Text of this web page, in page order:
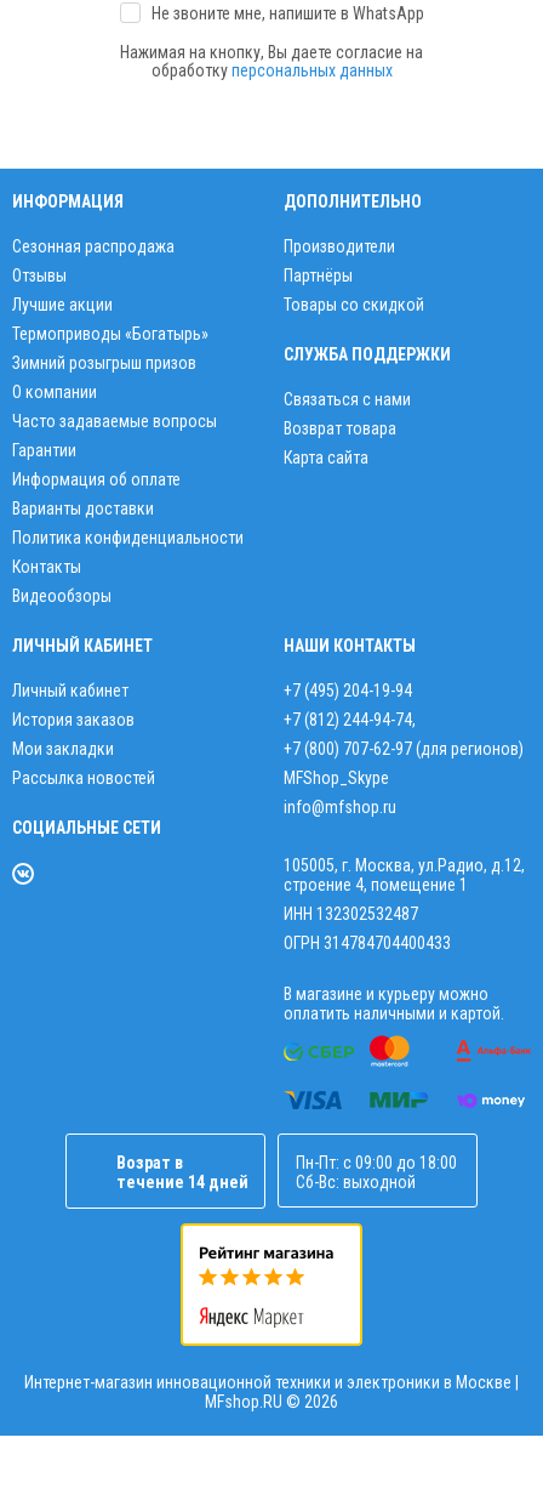
Не звоните мне, напишите в WhatsApp
Нажимая на кнопку, Вы даете согласие на
обработкуперсональных данных
ИНФОРМАЦИЯ
Сезонная распродажа
Отзывы
Лучшие акции
Термоприводы «Богатырь»
Зимний розыгрыш призов
О компании
Часто задаваемые вопросы
Гарантии
Информация об оплате
Варианты доставки
Политика конфиденциальности
Контакты
Видеообзоры
ДОПОЛНИТЕЛЬНО
Производители
Партнёры
Товары со скидкой
СЛУЖБА ПОДДЕРЖКИ
Связаться с нами
Возврат товара
Карта сайта
ЛИЧНЫЙ КАБИНЕТ
Личный кабинет
История заказов
Мои закладки
Рассылка новостей
СОЦИАЛЬНЫЕ СЕТИ
НАШИ КОНТАКТЫ
+7 (495) 204-19-94
+7 (812) 244-94-74,
+7 (800) 707-62-97 (для регионов)
MFShop_Skype
info@mfshop.ru
105005, г. Москва, ул.Радио, д.12,
строение 4, помещение 1
ИНН 132302532487
ОГРН 314784704400433
В магазине и курьеру можно
оплатить наличными и картой.
Возрат в
течение 14 дней
Пн-Пт: с 09:00 до 18:00
Сб-Вс: выходной
Интернет-магазин инновационной техники и электроники в Москве |
MFshop.RU © 2026